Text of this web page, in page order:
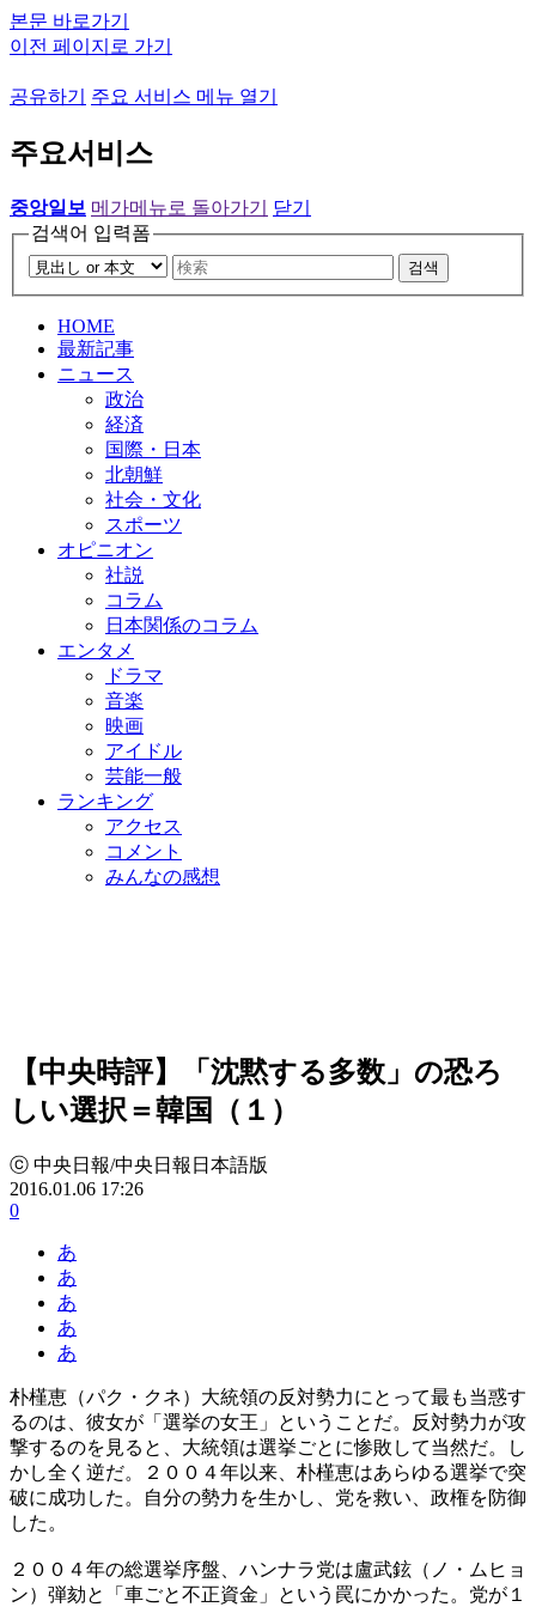
본문 바로가기
이전 페이지로 가기
공유하기 주요 서비스 메뉴 열기
주요서비스
중앙일보 메가메뉴로 돌아가기
닫기
검색어 입력폼
검색
HOME
最新記事
ニュース
政治
経済
国際・日本
北朝鮮
社会・文化
スポーツ
オピニオン
社説
コラム
日本関係のコラム
エンタメ
ドラマ
音楽
映画
アイドル
芸能一般
ランキング
アクセス
コメント
みんなの感想
【中央時評】「沈黙する多数」の恐ろ
しい選択＝韓国（１）
ⓒ 中央日報/中央日報日本語版
2016.01.06 17:26
0
あ
あ
あ
あ
あ
朴槿恵（パク・クネ）大統領の反対勢力にとって最も当惑す
るのは、彼女が「選挙の女王」ということだ。反対勢力が攻
撃するのを見ると、大統領は選挙ごとに惨敗して当然だ。し
かし全く逆だ。２００４年以来、朴槿恵はあらゆる選挙で突
破に成功した。自分の勢力を生かし、党を救い、政権を防御
した。
２００４年の総選挙序盤、ハンナラ党は盧武鉉（ノ・ムヒョ
ン）弾劾と「車ごと不正資金」という罠にかかった。党が１